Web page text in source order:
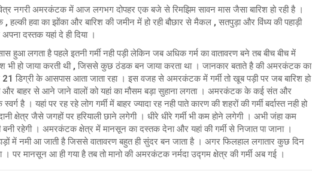
नगरी अमरकंटक में आज लगभग दोपहर एक बजे से रिमझिम सावन मास जैसा बारिश हो रही है ।
हवा का झोंका और बारिश की जमीन में हो रही बौछार से मैकल , सतपुड़ा और विंध्य की पहाड़ी
दस्तक यहां दे ही दिया ।
हुआ लगता है पहले इतनी गर्मी नही पड़ी लेकिन जब अधिक गर्म का वातावरण बने तब बीच बीच में
भी हो जाया करती थी , जिससे कुछ ठंडक बन जाया करता था । जानकार बताते है की अमरकंटक का
डिग्री के आसपास आता जाता रहा । इस वजह से अमरकंटक में गर्मी तो खूब पड़ी पर जब बारिश हो
और बाहर से आने जाने वालों को यहां का मौसम बड़ा सुहाना लगता । अमरकंटक के कई संत और
है । यहां पर रह रहे लोग गर्मी में बाहर ज्यादा रह नही पाते कारण की शहरों की गर्मी बर्दास्त नही हो
क्षेत्र जैसे जगहों पर हरियाली छाने लगेगी । धीरे धीरे गर्मी भी कम होने लगेगी । अभी जंहा कम
बनी रहेगी । अमरकंटक क्षेत्र में मानसून का दस्तक देना और यहां की गर्मी से निजात पा जाना ।
में नमी आ जाती है जिससे वातावरण बहुत ही सुंदर बन जाता है । अगर फिलहाल लगातार कुछ दिन
। पर मानसून आ ही गया है तब तो मानो की अमरकंटक नर्मदा उद्गम क्षेत्र की गर्मी अब गई ।